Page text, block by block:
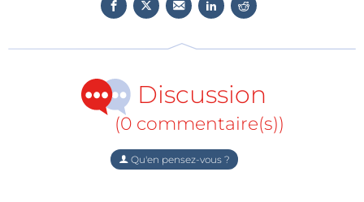
Discussion
(0 commentaire(s))
Qu'en pensez-vous ?